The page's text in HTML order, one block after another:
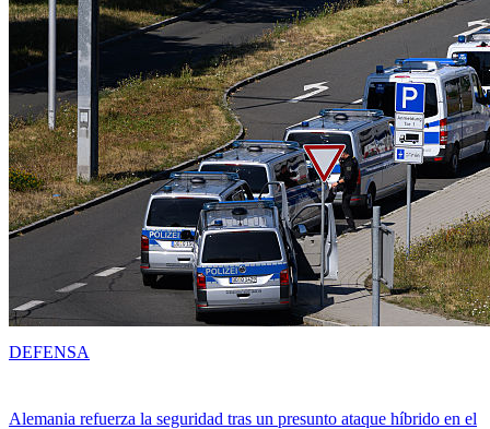
Alemania refuerza la seguridad tras un presunto ataque híbrido en el
DEFENSA